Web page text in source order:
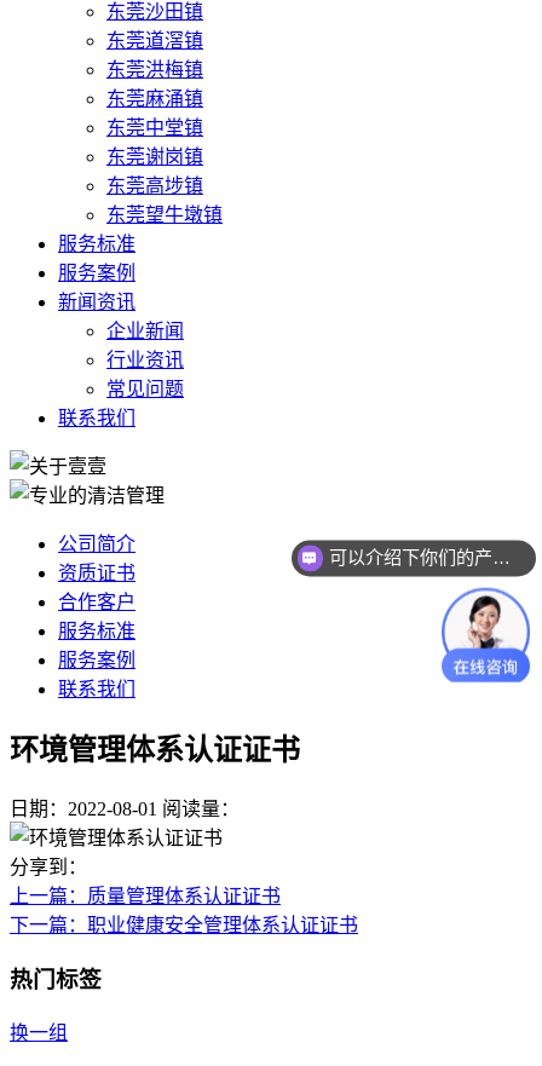
东莞沙田镇
东莞道滘镇
东莞洪梅镇
东莞麻涌镇
东莞中堂镇
东莞谢岗镇
东莞高埗镇
东莞望牛墩镇
服务标准
服务案例
新闻资讯
企业新闻
行业资讯
常见问题
联系我们
公司简介
资质证书
合作客户
服务标准
服务案例
联系我们
环境管理体系认证证书
日期：2022-08-01 阅读量：
分享到：
上一篇 ：质量管理体系认证证书
下一篇 ：职业健康安全管理体系认证证书
热门标签
换一组
可以介绍下你们的产品么？